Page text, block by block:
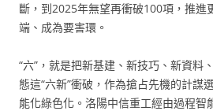
斷，到2025年無望再衝破100項，推進
端、成為要害環。
“六”，就是把新基建、新技巧、新資料
態這“六新”衝破，作為搶占先機的計謀
能化綠色化。洛陽中信重工經由過程智